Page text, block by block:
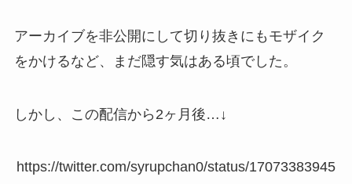
アーカイブを非公開にして切り抜きにもモザイク
をかけるなど、まだ隠す気はある頃でした。
しかし、この配信から2ヶ月後…↓
https://twitter.com/syrupchan0/status/17073383945